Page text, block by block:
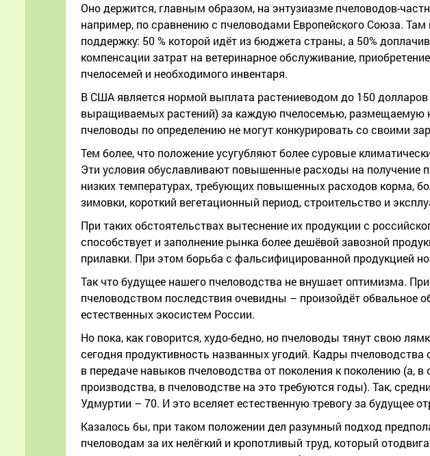
Оно держится, главным образом, на энтузиазме пчеловодов-
например, по сравнению с пчеловодами Европейского Союза.
поддержку: 50 % которой идёт из бюджета страны, а 50%
компенсации затрат на ветеринарное обслуживание,
пчелосемей и необходимого инвентаря.
В США является нормой выплата растениеводом до 150
выращиваемых растений) за каждую пчелосемью, размещаемую
пчеловоды по определению не могут конкурировать со своими
Тем более, что положение усугубляют более суровые
Эти условия обуславливают повышенные расходы на получение
низких температурах, требующих повышенных расходов корма,
зимовки, короткий вегетационный период, строительство и
При таких обстоятельствах вытеснение их продукции с
способствует и заполнение рынка более дешёвой завозной
прилавки. При этом борьба с фальсифицированной продукцией
Так что будущее нашего пчеловодства не внушает оптимизма.
пчеловодством последствия очевидны – произойдёт обвальное
естественных экосистем России.
Но пока, как говорится, худо-бедно, но пчеловоды тянут свою
сегодня продуктивность названных угодий. Кадры
в передаче навыков пчеловодства от поколения к поколению (а,
производства, в пчеловодстве на это требуются годы). Так,
Удмуртии – 70. И это вселяет естественную тревогу за будущее
Казалось бы, при таком положении дел разумный подход
пчеловодам за их нелёгкий и кропотливый труд, который